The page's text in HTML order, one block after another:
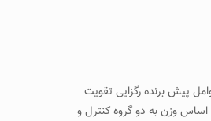
پيش برنده رگزايی تقويت
می‌باشد. روش‌ها: تعداد ۲۴ سر رت نر ويستار با همگن سازی بر اساس وزن به دو گروه کنترل و